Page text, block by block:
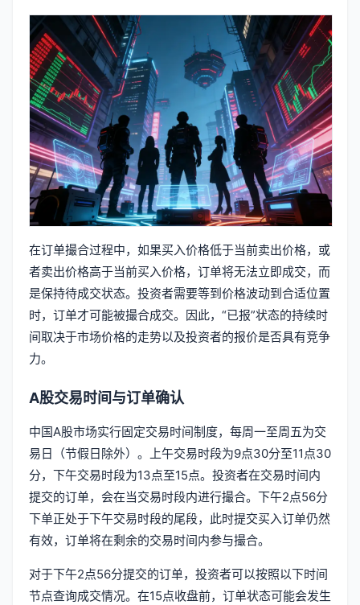
在订单撮合过程中，如果买入价格低于当前卖出价格，或
者卖出价格高于当前买入价格，订单将无法立即成交，而
是保持待成交状态。投资者需要等到价格波动到合适位置
时，订单才可能被撮合成交。因此，“已报”状态的持续时
间取决于市场价格的走势以及投资者的报价是否具有竞争
力。
A股交易时间与订单确认
中国A股市场实行固定交易时间制度，每周一至周五为交
易日（节假日除外）。上午交易时段为9点30分至11点30
分，下午交易时段为13点至15点。投资者在交易时间内
提交的订单，会在当交易时段内进行撮合。下午2点56分
下单正处于下午交易时段的尾段，此时提交买入订单仍然
有效，订单将在剩余的交易时间内参与撮合。
对于下午2点56分提交的订单，投资者可以按照以下时间
节点查询成交情况。在15点收盘前，订单状态可能会发生